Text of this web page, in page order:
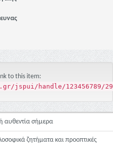
to this item:
jspui/handle/123456789/
αυθεντία σήμερα
ζητήματα και προοπτικές